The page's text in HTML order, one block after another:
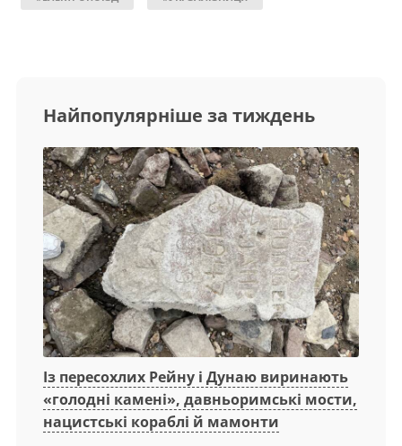
Найпопулярніше за тиждень
Із пересохлих Рейну і Дунаю виринають
«голодні камені», давньоримські мости,
нацистські кораблі й мамонти